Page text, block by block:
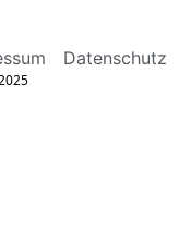
Datenschutz